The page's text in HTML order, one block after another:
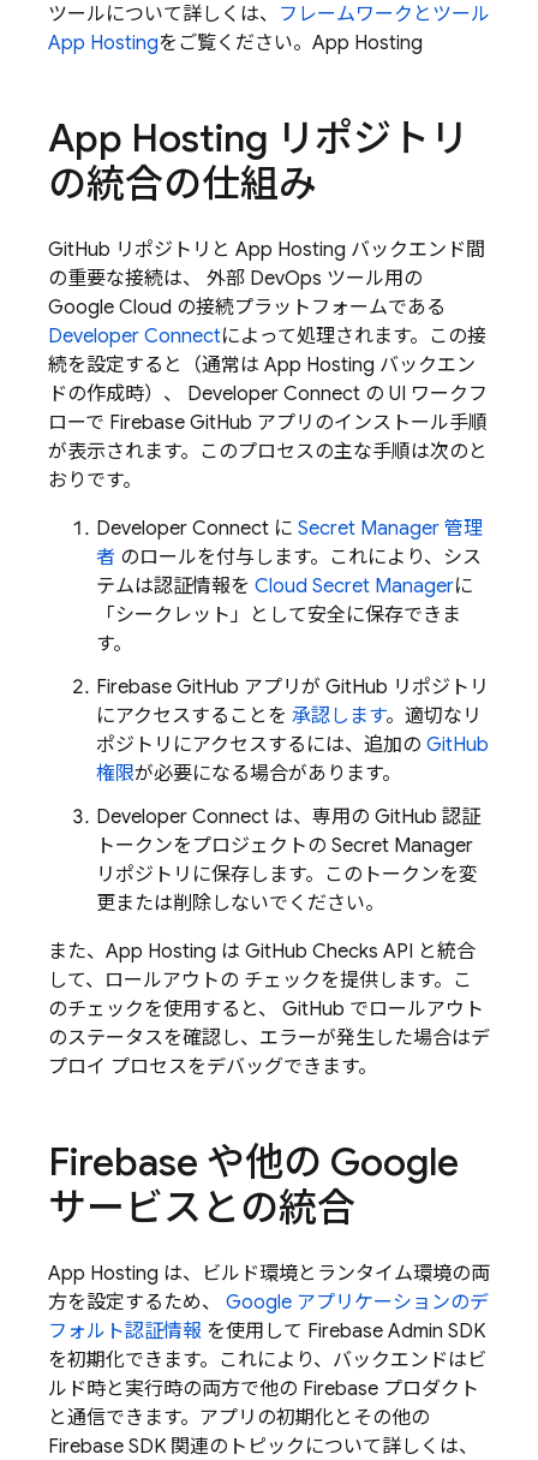
ツールについて詳しくは、 フレームワークとツール
App Hostingをご覧ください。 App Hosting
App Hosting リポジトリ
の統合の仕組み
GitHub リポジトリと App Hosting バックエンド間
の重要な接続は、 外部 DevOps ツール用の
Google Cloud の接続プラットフォームである
Developer Connectによって処理されます。この接
続を設定すると（通常は App Hosting バックエン
ドの作成時）、 Developer Connect の UI ワークフ
ローで Firebase GitHub アプリのインストール手順
が表示されます。このプロセスの主な手順は次のと
おりです。
Developer Connect に Secret Manager 管理
者 のロールを付与します。これにより、シス
テムは認証情報を Cloud Secret Managerに
「シークレット」として安全に保存できま
す。
Firebase GitHub アプリが GitHub リポジトリ
にアクセスすることを 承認します。適切なリ
ポジトリにアクセスするには、追加の GitHub
権限が必要になる場合があります。
Developer Connect は、専用の GitHub 認証
トークンをプロジェクトの Secret Manager
リポジトリに保存します。このトークンを変
更または削除しないでください。
また、 App Hosting は GitHub Checks API と統合
して、ロールアウトの チェックを提供します。こ
のチェックを使用すると、 GitHub でロールアウト
のステータスを確認し、エラーが発生した場合はデ
プロイ プロセスをデバッグできます。
Firebase や他の Google
サービスとの統合
App Hosting は、ビルド環境とランタイム環境の両
方を設定するため、 Google アプリケーションのデ
フォルト認証情報 を使用して Firebase Admin SDK
を初期化できます。これにより、バックエンドはビ
ルド時と実行時の両方で他の Firebase プロダクト
と通信できます。アプリの初期化とその他の
Firebase SDK 関連のトピックについて詳しくは、